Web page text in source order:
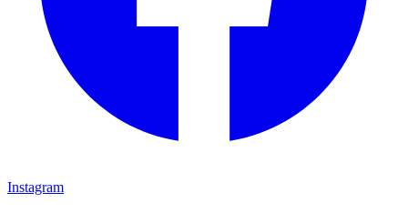
Instagram